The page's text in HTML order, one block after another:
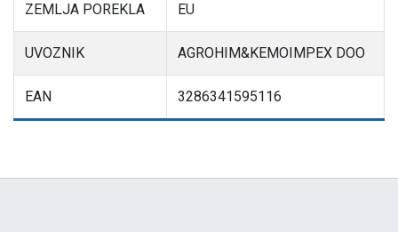
ZEMLJA POREKLA EU
UVOZNIK AGROHIM&KEMOIMPEX DOO
EAN 3286341595116